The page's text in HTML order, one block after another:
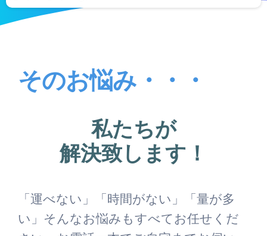
そのお悩み・・・
私たちが
解決致します！
「運べない」「時間がない」「量が多
い」そんなお悩みもすべてお任せくだ